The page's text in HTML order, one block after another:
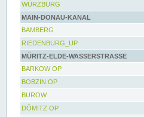
WÜRZBURG
MAIN-DONAU-KANAL
BAMBERG
RIEDENBURG_UP
MÜRITZ-ELDE-WASSERSTRASSE
BARKOW OP
BOBZIN OP
BUROW
DÖMITZ OP